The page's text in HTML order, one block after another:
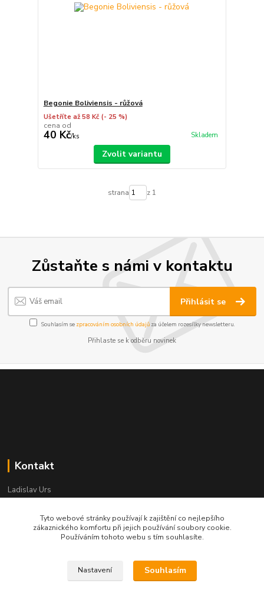
Begonie Boliviensis - růžová
Ušetříte až 58 Kč (- 25 %)
cena od
40 Kč/ks Skladem
Zvolit variantu
strana z 1
Zůstaňte s námi v kontaktu
Přihlásit se
Souhlasím se zpracováním osobních údajůza účelem rozesílky newsletteru.
Přihlaste se k odběru novinek
Kontakt
Ladislav Urs
+420 603 996 859
Po - Pá 9:00 - 12:00 13:00 - 17:00
bego-bohemia@begonie.cz
Tyto webové stránky používají k zajištění co nejlepšího
zákaznického komfortu při jejich používání soubory cookie.
Používáním tohoto webu s tím souhlasíte.
Nastavení Souhlasím